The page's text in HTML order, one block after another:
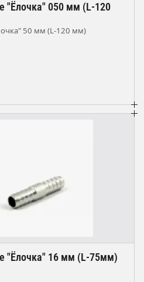
"Ёлочка" 050 мм (L-120
50 мм (L-120 мм)
"Ёлочка" 16 мм (L-75мм)